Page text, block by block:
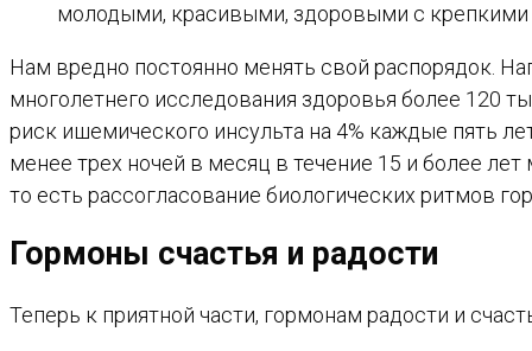
молодыми, красивыми, здоровыми с крепкими
Нам вредно постоянно менять свой распорядок.
многолетнего исследования здоровья более 120
риск ишемического инсульта на 4% каждые пять
менее трех ночей в месяц в течение 15 и более
то есть рассогласование биологических ритмов
Гормоны счастья и радости
Теперь к приятной части, гормонам радости и